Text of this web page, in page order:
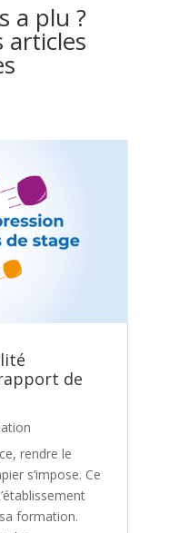
a plu ?
articles
de
rendre le
s’impose. Ce
formation.